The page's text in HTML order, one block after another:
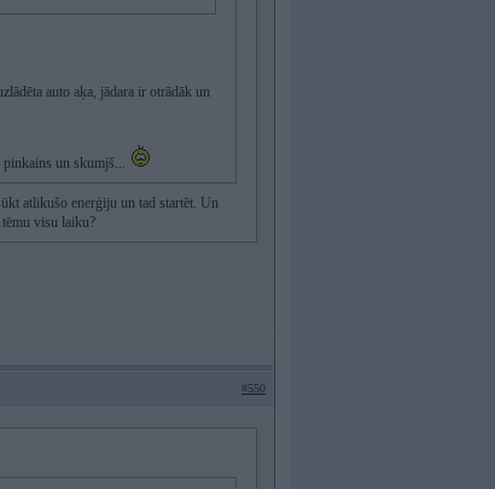
auto aķa, jādara ir otrādāk un
pinkains un skumjš...
atlikušo enerģiju un tad startēt. Un
visu laiku?
#550